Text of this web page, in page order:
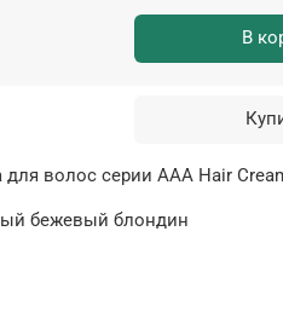
В
для волос серии ААА Hair
бежевый блондин